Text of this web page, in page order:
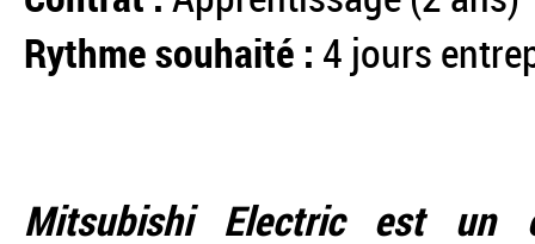
Rythme souhaité : 4 jours
Mitsubishi Electric est un